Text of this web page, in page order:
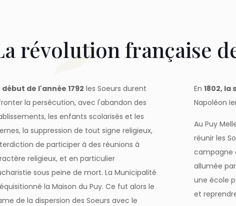
révolution française de
début de l'année 1792 les Soeurs durent
la persécution, avec l'abandon des
les enfants scolarisés et les
la suppression de tout signe religieux,
de participer à des réunions à
religieux, et en particulier
sous peine de mort. La Municipalité
la Maison du Puy. Ce fut alors le
de la dispersion des Soeurs avec le
En 1802, la
Napoléon
Au Puy
réunir les
campagne
allumée
une école
et